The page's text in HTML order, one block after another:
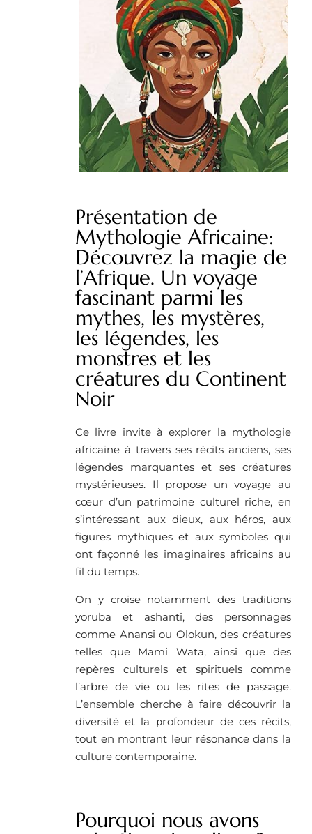
Présentation de
Mythologie Africaine:
Découvrez la magie de
l’Afrique. Un voyage
fascinant parmi les
mythes, les mystères,
les légendes, les
monstres et les
créatures du Continent
Noir
Ce livre invite à explorer la mythologie
africaine à travers ses récits anciens, ses
légendes marquantes et ses créatures
mystérieuses. Il propose un voyage au
cœur d’un patrimoine culturel riche, en
s’intéressant aux dieux, aux héros, aux
figures mythiques et aux symboles qui
ont façonné les imaginaires africains au
fil du temps.
On y croise notamment des traditions
yoruba et ashanti, des personnages
comme Anansi ou Olokun, des créatures
telles que Mami Wata, ainsi que des
repères culturels et spirituels comme
l’arbre de vie ou les rites de passage.
L’ensemble cherche à faire découvrir la
diversité et la profondeur de ces récits,
tout en montrant leur résonance dans la
culture contemporaine.
Pourquoi nous avons